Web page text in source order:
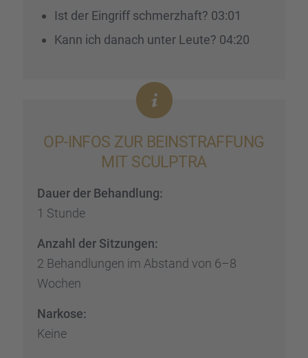
Ist der Eingriff schmerz­haft? 03:01
Kann ich danach unter Leute? 04:20
OP-INFOS ZUR BEINSTRAF­FUNG
MIT SCULP­TRA
Dauer der Behand­lung:
1 Stunde
Anzahl der Sitzun­gen:
2 Behand­lun­gen im Abstand von 6–8
Wochen
Narkose:
Keine